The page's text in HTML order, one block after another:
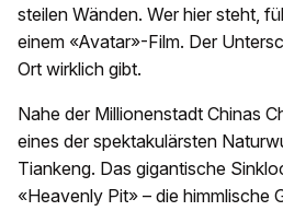
steilen Wänden. Wer hier steht,
einem «Avatar»-Film. Der
Ort wirklich gibt.
Nahe der Millionenstadt Chinas
eines der spektakulärsten
Tiankeng. Das gigantische
«Heavenly Pit» – die himmlische